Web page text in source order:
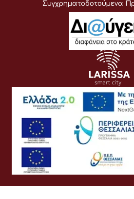
Συγχρηματοδοτούμενα